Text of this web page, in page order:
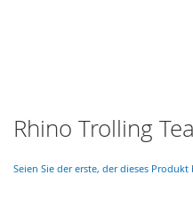
Zum
Anfang
Bildergalerie
Rhino Trolling
Seien Sie der erste, der dieses